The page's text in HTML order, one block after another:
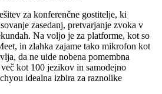
za konferenčne gostitelje, ki
zasedanj, pretvarjanje zvoka v
Na voljo je za platforme, kot so
in zlahka zajame tako mikrofon kot
da ne uide nobena pomembna
kot 100 jezikov in samodejno
idealna izbira za raznolike